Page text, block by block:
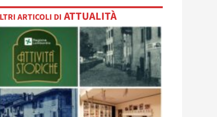
ARTICOLI DI ATTUALITÀ